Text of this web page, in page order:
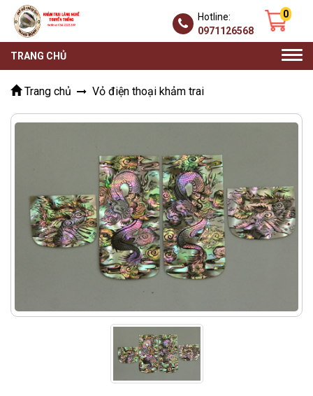
0
Hotline:
0971126568
TRANG CHỦ
Trang chủ Vỏ điện thoại khảm trai